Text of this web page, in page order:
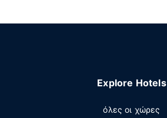
Explore Hotels
όλες οι χώρες